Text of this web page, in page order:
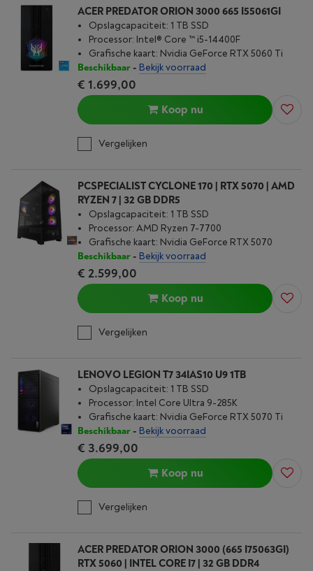
ACER PREDATOR ORION 3000 665 I55061GI
Opslagcapaciteit: 1 TB SSD
Processor: Intel® Core ™ i5-14400F
Grafische kaart: Nvidia GeForce RTX 5060 Ti
Beschikbaar- Bekijk voorraad
€ 1.699,00
Koop nu
Vergelijken
PCSPECIALIST CYCLONE 170 | RTX 5070 | AMD
RYZEN 7 | 32 GB DDR5
Opslagcapaciteit: 1 TB SSD
Processor: AMD Ryzen 7-7700
Grafische kaart: Nvidia GeForce RTX 5070
Beschikbaar- Bekijk voorraad
€ 2.599,00
Koop nu
Vergelijken
LENOVO LEGION T7 34IAS10 U9 1TB
Opslagcapaciteit: 1 TB SSD
Processor: Intel Core Ultra 9-285K
Grafische kaart: Nvidia GeForce RTX 5070 Ti
Beschikbaar- Bekijk voorraad
€ 3.699,00
Koop nu
Vergelijken
ACER PREDATOR ORION 3000 (665 I75063GI)
RTX 5060 | INTEL CORE I7 | 32 GB DDR4